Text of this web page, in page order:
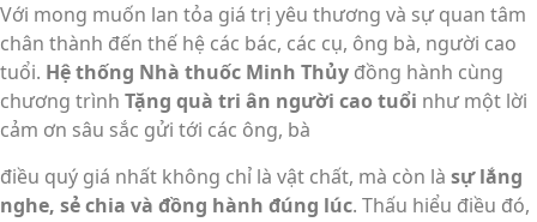
Với mong muốn lan tỏa giá trị yêu thương và sự quan tâm
chân thành đến thế hệ các bác, các cụ, ông bà, người cao
tuổi. Hệ thống Nhà thuốc Minh Thủy đồng hành cùng
chương trình Tặng quà tri ân người cao tuổi như một lời
cảm ơn sâu sắc gửi tới các ông, bà
điều quý giá nhất không chỉ là vật chất, mà còn là sự lắng
nghe, sẻ chia và đồng hành đúng lúc. Thấu hiểu điều đó,